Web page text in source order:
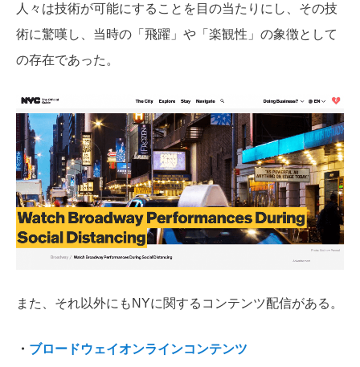
人々は技術が可能にすることを目の当たりにし、その技
術に驚嘆し、当時の「飛躍」や「楽観性」の象徴として
の存在であった。
また、それ以外にもNYに関するコンテンツ配信がある。
・ ブロードウェイオンラインコンテンツ